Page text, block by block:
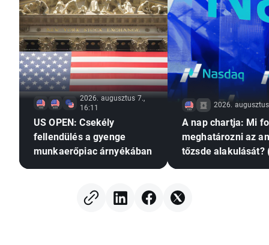
2026. augusztus 7.,
16:11
US OPEN: Csekély
fellendülés a gyenge
munkaerőpiac árnyékában
2026.
A nap chartja: Mi
meghatározni az
tőzsde alakulását?